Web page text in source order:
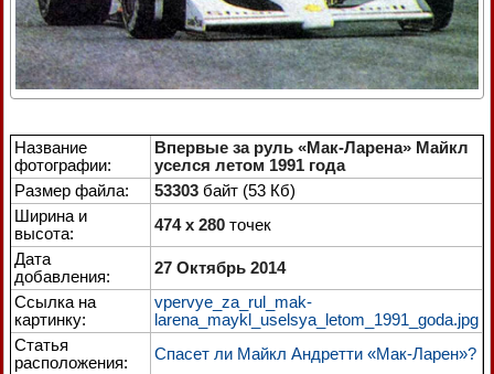
Название
фотографии:
Впервые за руль «Мак-Ларена» Майкл
уселся летом 1991 года
Размер файла:
53303 байт (53 Кб)
Ширина и
высота:
474 x 280 точек
Дата
добавления:
27 Октябрь 2014
Ссылка на
картинку:
vpervye_za_rul_mak-
larena_maykl_uselsya_letom_1991_goda.jpg
Статья
расположения:
Спасет ли Майкл Андретти «Мак-Ларен»?